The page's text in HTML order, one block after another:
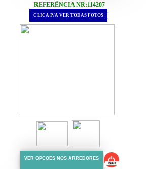
REFERÊNCIA NR:114207
.
CLICA P/A VER TODAS FOTOS .
VER OPCOES NOS ARREDORES